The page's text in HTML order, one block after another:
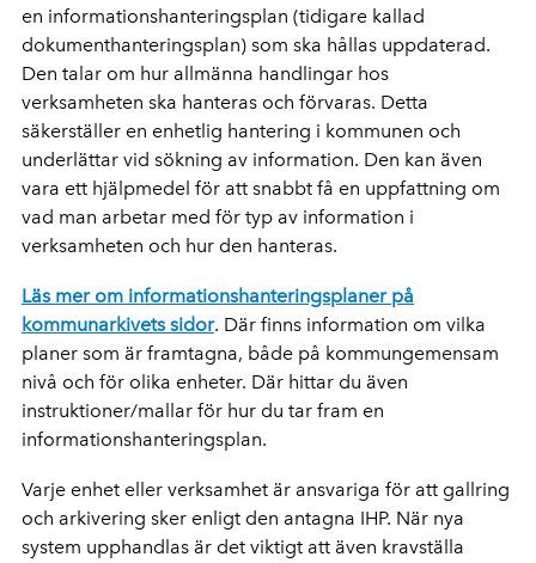
en informationshanteringsplan (tidigare kallad
dokumenthanteringsplan) som ska hållas uppdaterad.
Den talar om hur allmänna handlingar hos
verksamheten ska hanteras och förvaras. Detta
säkerställer en enhetlig hantering i kommunen och
underlättar vid sökning av information. Den kan även
vara ett hjälpmedel för att snabbt få en uppfattning om
vad man arbetar med för typ av information i
verksamheten och hur den hanteras.
Läs mer om informationshanteringsplaner på
kommunarkivets sidor. Där finns information om vilka
planer som är framtagna, både på kommungemensam
nivå och för olika enheter. Där hittar du även
instruktioner/mallar för hur du tar fram en
informationshanteringsplan.
Varje enhet eller verksamhet är ansvariga för att gallring
och arkivering sker enligt den antagna IHP. När nya
system upphandlas är det viktigt att även kravställa